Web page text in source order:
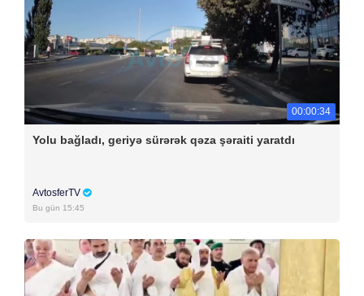
00:00:34
Yolu bağladı, geriyə sürərək qəza şəraiti yaratdı
AvtosferTV
Bu gün 15:45